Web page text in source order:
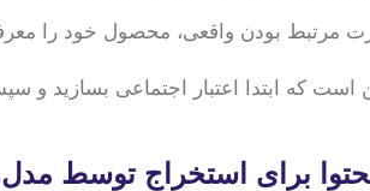
مرتبط بودن واقعی، محصول خود را
است که ابتدا اعتبار اجتماعی بسازید و